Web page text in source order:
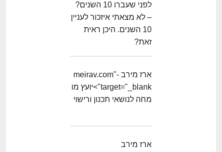
לפני שעברו 10 השנים?
– לא מצאתי איזכור לעניין
10 השנים. היכן ראית
זאת?
ארז מירב -meirav.com"
target="_blank">יועץ מו
מחה לנושאי תכנון ורישוי
ארז מירב